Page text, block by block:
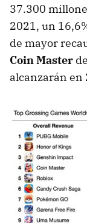
37.300
2021, un
de mayor
Coin Master
alcanzarán en